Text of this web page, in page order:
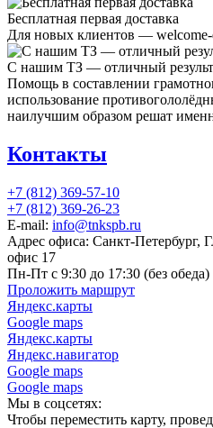
Бесплатная первая доставка
Для новых клиентов —
С нашим ТЗ — отличный
Помощь в составлении
использование
наилучшим образом решат
Контакты
+7 (812) 369-57-10
+7 (812) 369-26-23
E-mail: info@tnkspb.ru
Адрес офиса: Санкт-Петербург,
офис 17
Пн-Пт с 9:30 до 17:30 (без обеда)
Проложить маршрут
Яндекс.карты
Google maps
Яндекс.карты
Яндекс.навигатор
Google maps
Google maps
Мы в соцсетях:
Чтобы переместить карту,